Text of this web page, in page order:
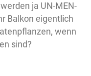
ja UN-MEN-
Balkon eigentlich
wenn
sind?